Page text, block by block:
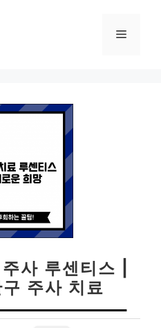
메
사 루센티스 |
주사 치료